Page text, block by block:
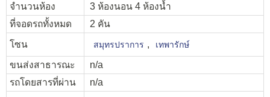
จำนวนห้อง
3 ห้องนอน 4 ห้องน้ำ
ที่จอดรถทั้งหมด
2 คัน
โซน
สมุทรปราการ , เทพารักษ์
ขนส่งสาธารณะ
n/a
รถโดยสารที่ผ่าน
n/a